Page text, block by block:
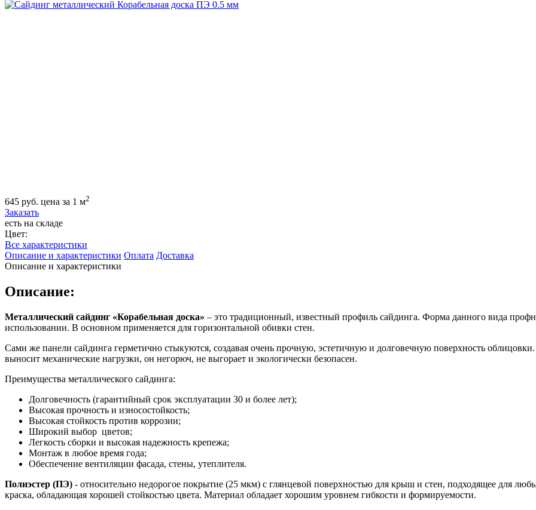
645 руб. цена за 1 м2
Заказать
есть на складе
Цвет:
Все характеристики
Описание и характеристики Оплата Доставка
Описание и характеристики
Описание:
Металлический сайдинг «Корабельная доска» – это традиционный, известный профиль сайдинга. Форма данного вида
использовании. В основном применяется для горизонтальной обивки стен.
Сами же панели сайдинга герметично стыкуются, создавая очень прочную, эстетичную и долговечную поверхность
выносит механические нагрузки, он негорюч, не выгорает и экологически безопасен.
Преимущества металлического сайдинга:
Долговечность (гарантийный срок эксплуатации 30 и более лет);
Высокая прочность и износостойкость;
Высокая стойкость против коррозии;
Широкий выбор цветов;
Легкость сборки и высокая надежность крепежа;
Монтаж в любое время года;
Обеспечение вентиляции фасада, стены, утеплителя.
Полиэстер (ПЭ) - относительно недорогое покрытие (25 мкм) с глянцевой поверхностью для крыш и стен, подходящее для
краска, обладающая хорошей стойкостью цвета. Материал обладает хорошим уровнем гибкости и формируемости.